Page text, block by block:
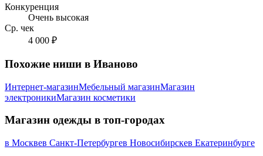
Конкуренция
Очень высокая
Ср. чек
4 000 ₽
Похожие ниши в Иваново
Интернет-магазинМебельный магазинМагазин
электроникиМагазин косметики
Магазин одежды в топ-городах
в Москвев Санкт-Петербургев Новосибирскев Екатеринбурге